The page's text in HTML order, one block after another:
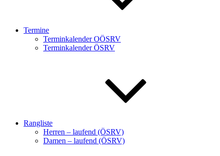
Termine
Terminkalender OÖSRV
Terminkalender ÖSRV
Rangliste
Herren – laufend (ÖSRV)
Damen – laufend (ÖSRV)